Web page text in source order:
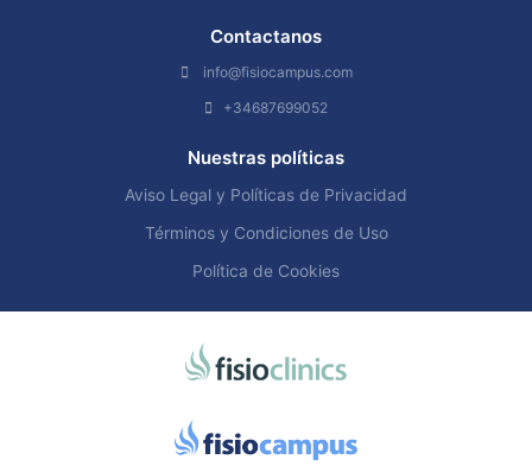
Contactanos
info@fisiocampus.com
+34687699052
Nuestras políticas
Aviso Legal y Políticas de Privacidad
Términos y Condiciones de Uso
Política de Cookies